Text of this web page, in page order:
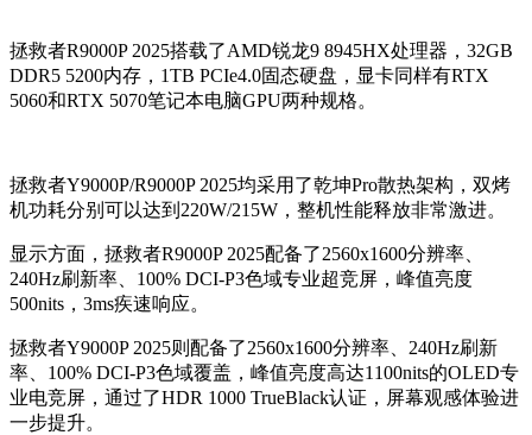
拯救者R9000P 2025搭载了AMD锐龙9 8945HX处理器，32GB
DDR5 5200内存，1TB PCIe4.0固态硬盘，显卡同样有RTX
5060和RTX 5070笔记本电脑GPU两种规格。
拯救者Y9000P/R9000P 2025均采用了乾坤Pro散热架构，双烤
机功耗分别可以达到220W/215W，整机性能释放非常激进。
显示方面，拯救者R9000P 2025配备了2560x1600分辨率、
240Hz刷新率、100% DCI-P3色域专业超竞屏，峰值亮度
500nits，3ms疾速响应。
拯救者Y9000P 2025则配备了2560x1600分辨率、240Hz刷新
率、100% DCI-P3色域覆盖，峰值亮度高达1100nits的OLED专
业电竞屏，通过了HDR 1000 TrueBlack认证，屏幕观感体验进
一步提升。